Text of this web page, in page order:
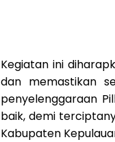
Kegiatan ini
dan memastikan
penyelenggaraan
baik, demi
Kabupaten